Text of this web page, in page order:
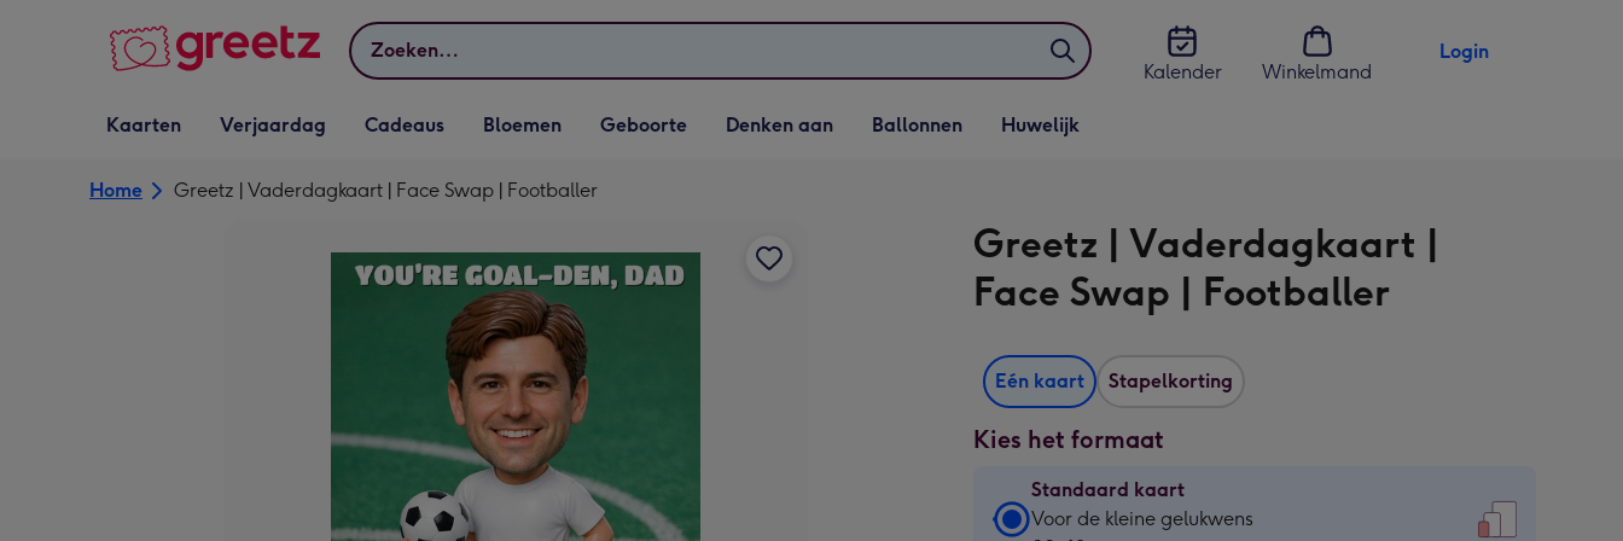
Zoeken
Kalender
Winkelmand
Login
Vervolgkeuzelijst
Kaarten openen
Kaarten
Vervolgkeuzelijst
Verjaardag openen
Verjaardag
Vervolgkeuzelijst
Cadeaus openen
Cadeaus
Vervolgkeuzelijst
Bloemen openen
Bloemen
Vervolgkeuzelijst
Geboorte openen
Geboorte
Vervolgkeuzelijst
Denken aan openen
Denken aan
Vervolgkeuzelijst
Ballonnen openen
Ballonnen
Vervolgkeuzelijst
Huwelijk openen
Huwelijk
Home Greetz | Vaderdagkaart | Face Swap | Footballer
Greetz | Vaderdagkaart |
Face Swap | Footballer
Eén kaart Stapelkorting
Kies het formaat
Standaard kaart
Standaard
Voor de kleine gelukwens